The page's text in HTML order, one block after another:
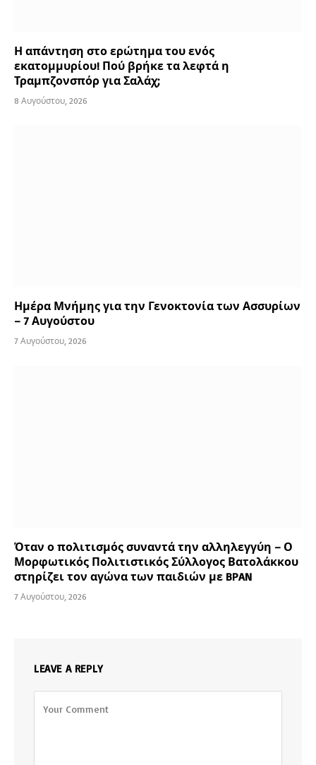
Η απάντηση στο ερώτημα του ενός
εκατομμυρίου! Πού βρήκε τα λεφτά η
Τραμπζονσπόρ για Σαλάχ;
8 Αυγούστου, 2026
Ημέρα Μνήμης για την Γενοκτονία των Ασσυρίων
– 7 Αυγούστου
7 Αυγούστου, 2026
Όταν ο πολιτισμός συναντά την αλληλεγγύη – Ο
Μορφωτικός Πολιτιστικός Σύλλογος Βατολάκκου
στηρίζει τον αγώνα των παιδιών με BPAN
7 Αυγούστου, 2026
LEAVE A REPLY